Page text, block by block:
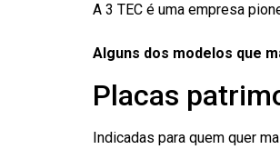
A 3 TEC é uma empresa
Alguns dos modelos que
Placas
Indicadas para quem quer